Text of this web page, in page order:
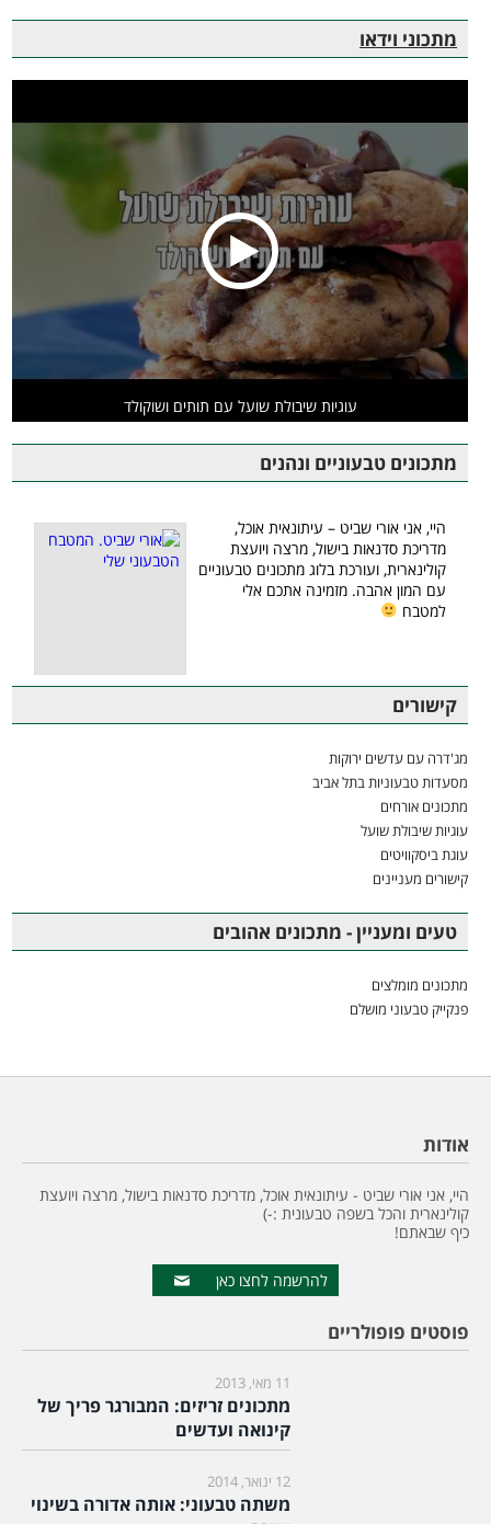
מתכוני וידאו
עוגיות שיבולת שועל עם תותים ושוקולד
מתכונים טבעוניים ונהנים
היי, אני אורי שביט – עיתונאית אוכל,
מדריכת סדנאות בישול, מרצה ויועצת
קולינארית, ועורכת בלוג מתכונים טבעוניים
עם המון אהבה. מזמינה אתכם אלי
למטבח
קישורים
מג'דרה עם עדשים ירוקות
מסעדות טבעוניות בתל אביב
מתכונים אורחים
עוגיות שיבולת שועל
עוגת ביסקוויטים
קישורים מעניינים
טעים ומעניין - מתכונים אהובים
מתכונים מומלצים
פנקייק טבעוני מושלם
אודות
היי, אני אורי שביט - עיתונאית אוכל, מדריכת סדנאות בישול, מרצה ויועצת
קולינארית והכל בשפה טבעונית :-)
כיף שבאתם!
להרשמה לחצו כאן
פוסטים פופולריים
11 מאי, 2013
מתכונים זריזים: המבורגר פריך של
קינואה ועדשים
12 ינואר, 2014
משתה טבעוני: אותה אדורה בשינוי